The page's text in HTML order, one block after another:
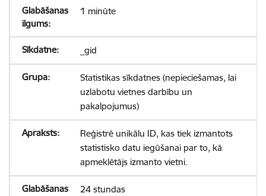
1 minūte
_gid
Statistikas sīkdatnes (nepieciešamas, lai
uzlabotu vietnes darbību un
pakalpojumus)
Reģistrē unikālu ID, kas tiek izmantots
statistisko datu iegūšanai par to, kā
apmeklētājs izmanto vietni.
24 stundas